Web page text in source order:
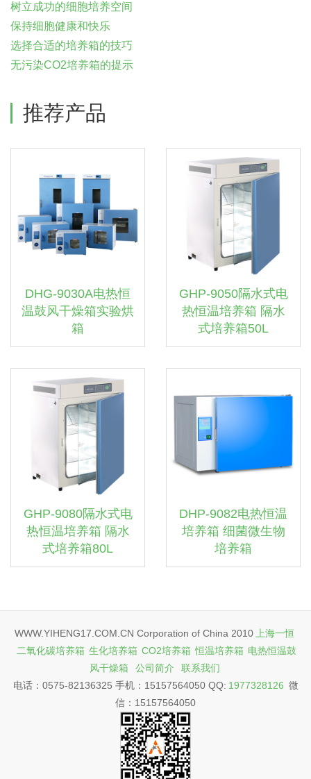
树立成功的细胞培养空间
保持细胞健康和快乐
选择合适的培养箱的技巧
无污染CO2培养箱的提示
推荐产品
DHG-9030A电热恒
温鼓风干燥箱实验烘
箱
GHP-9050隔水式电
热恒温培养箱 隔水
式培养箱50L
GHP-9080隔水式电
热恒温培养箱 隔水
式培养箱80L
DHP-9082电热恒温
培养箱 细菌微生物
培养箱
WWW.YIHENG17.COM.CN Corporation of China 2010
上海一恒
二氧化碳培养箱 生化培养箱 CO2培养箱 恒温培养箱 电热恒温鼓
风干燥箱
公司简介
联系我们
电话：0575-82136325 手机：15157564050 QQ: 1977328126 微
信：15157564050